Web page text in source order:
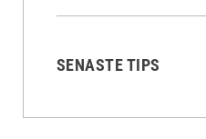
SENASTE TIPS